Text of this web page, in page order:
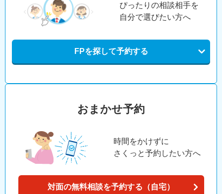
ぴったりの相談相手を
自分で選びたい方へ
FPを探して予約する
おまかせ予約
時間をかけずに
さくっと予約したい方へ
対面の無料相談を予約する（自宅）